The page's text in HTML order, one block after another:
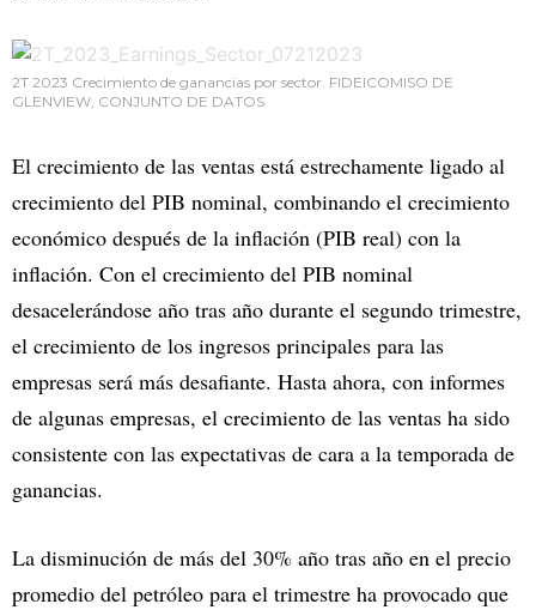
2T 2023 Crecimiento de ganancias por sector. FIDEICOMISO DE
GLENVIEW, CONJUNTO DE DATOS
El crecimiento de las ventas está estrechamente ligado al
crecimiento del PIB nominal, combinando el crecimiento
económico después de la inflación (PIB real) con la
inflación. Con el crecimiento del PIB nominal
desacelerándose año tras año durante el segundo trimestre,
el crecimiento de los ingresos principales para las
empresas será más desafiante. Hasta ahora, con informes
de algunas empresas, el crecimiento de las ventas ha sido
consistente con las expectativas de cara a la temporada de
ganancias.
La disminución de más del 30% año tras año en el precio
promedio del petróleo para el trimestre ha provocado que